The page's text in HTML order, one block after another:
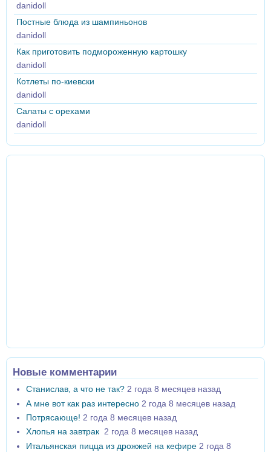
danidoll
Постные блюда из шампиньонов
danidoll
Как приготовить подмороженную картошку
danidoll
Котлеты по-киевски
danidoll
Салаты с орехами
danidoll
Новые комментарии
Станислав, а что не так? 2 года 8 месяцев назад
А мне вот как раз интересно 2 года 8 месяцев назад
Потрясающе! 2 года 8 месяцев назад
Хлопья на завтрак 2 года 8 месяцев назад
Итальянская пицца из дрожжей на кефире 2 года 8